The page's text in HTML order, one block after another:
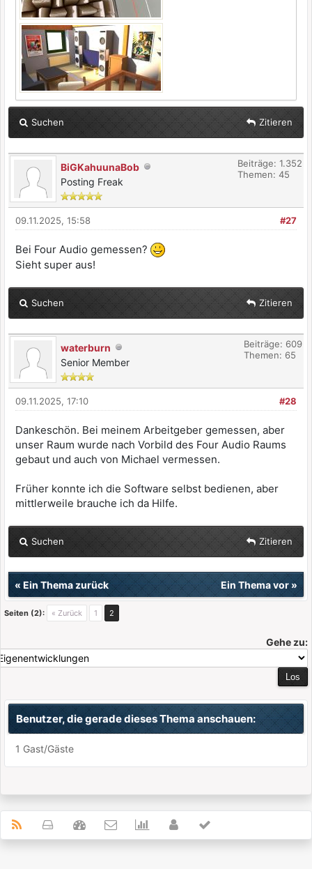
Suchen Zitieren
BiGKahuunaBob
Posting Freak
Beiträge: 1.352
Themen: 45
#27
09.11.2025, 15:58
Bei Four Audio gemessen?
Sieht super aus!
Suchen Zitieren
waterburn
Senior Member
Beiträge: 609
Themen: 65
#28
09.11.2025, 17:10
Dankeschön. Bei meinem Arbeitgeber gemessen, aber
unser Raum wurde nach Vorbild des Four Audio Raums
gebaut und auch von Michael vermessen.
Früher konnte ich die Software selbst bedienen, aber
mittlerweile brauche ich da Hilfe.
Suchen Zitieren
« Ein Thema zurück Ein Thema vor»
Seiten (2): « Zurück 1 2
Gehe zu:
Benutzer, die gerade dieses Thema anschauen:
1 Gast/Gäste